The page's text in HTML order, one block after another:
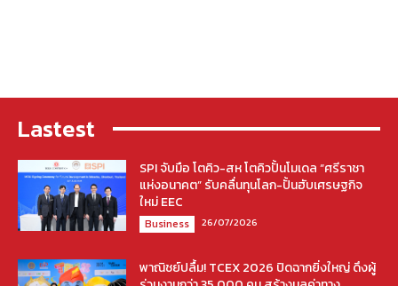
Lastest
SPI จับมือ โตคิว-สห โตคิวปั้นโมเดล “ศรีราชา
แห่งอนาคต” รับคลื่นทุนโลก-ปั้นฮับเศรษฐกิจ
ใหม่ EEC
Business 26/07/2026
พาณิชย์ปลื้ม! TCEX 2026 ปิดฉากยิ่งใหญ่ ดึงผู้